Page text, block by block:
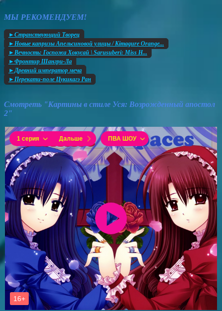
МЫ РЕКОМЕНДУЕМ!
►Странствующий Творец
►Новые капризы Апельсиновой улицы / Kimagure Orange...
►Вечность: Госпожа Хокусай \ Sarusuberi: Miss H...
►Фронтир Шангри-Ла
►Древний император меча
►Перекати-поле Цукикагэ Ран
Смотреть "Картины в стиле Уся: Возрожденный апостол
2"